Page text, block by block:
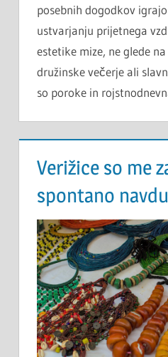
posebnih dogodkov
ustvarjanju prijetnega
estetike mize, ne glede
družinske večerje ali
so poroke in
Verižice so me
spontano